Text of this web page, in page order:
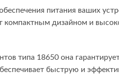
питания ваших
компактным дизайном и
типа 18650 она
быструю и